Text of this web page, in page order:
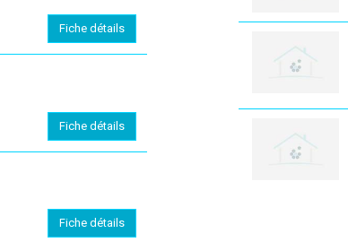
Fiche détails
Fiche détails
Fiche détails